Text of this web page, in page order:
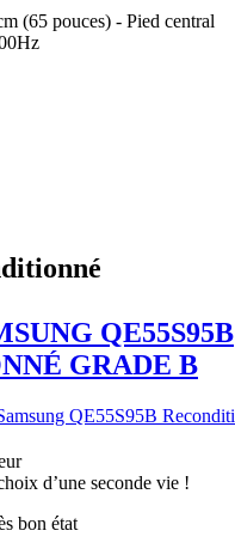
(65 pouces) - Pied central
QE55S95B
GRADE B
d’une seconde vie !
bon état